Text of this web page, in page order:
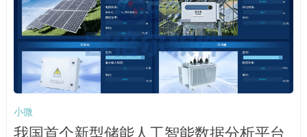
小微
我国首个新型储能人工智能数据分析平台